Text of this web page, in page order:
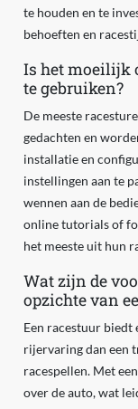
te houden en te
behoeften en
Is het moeilijk
te gebruiken?
De meeste
gedachten en
installatie en
instellingen aan te
wennen aan de
online tutorials of
het meeste uit hun
Wat zijn de
opzichte van
Een racestuur biedt
rijervaring dan een
racespellen. Met
over de auto, wat